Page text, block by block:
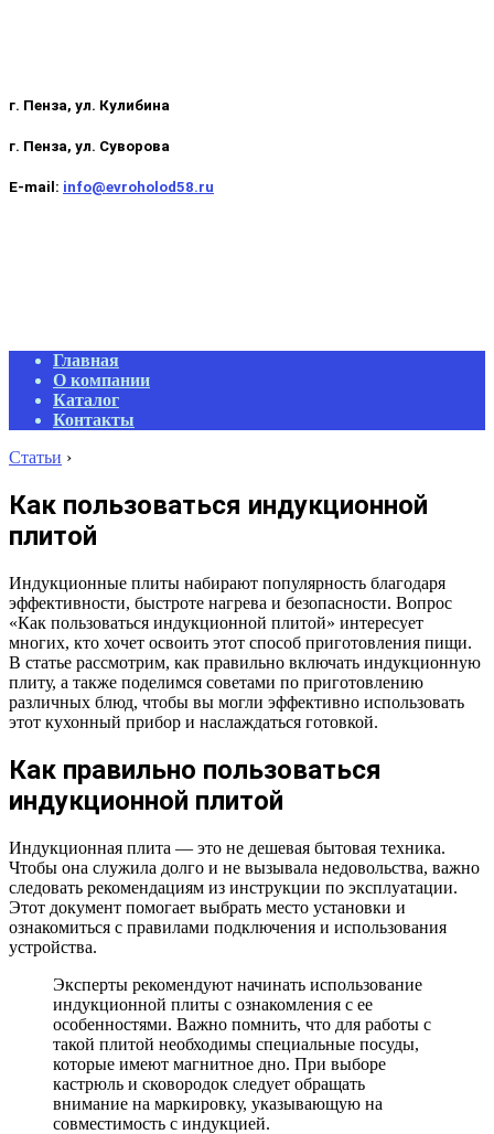
г. Пенза, ул. Кулибина
г. Пенза, ул. Суворова
E-mail: info@evroholod58.ru
Primary
Navigation
Menu
Главная
О компании
Каталог
Контакты
Статьи ›
Как пользоваться индукционной
плитой
Индукционные плиты набирают популярность благодаря
эффективности, быстроте нагрева и безопасности. Вопрос
«Как пользоваться индукционной плитой» интересует
многих, кто хочет освоить этот способ приготовления пищи.
В статье рассмотрим, как правильно включать индукционную
плиту, а также поделимся советами по приготовлению
различных блюд, чтобы вы могли эффективно использовать
этот кухонный прибор и наслаждаться готовкой.
Как правильно пользоваться
индукционной плитой
Индукционная плита — это не дешевая бытовая техника.
Чтобы она служила долго и не вызывала недовольства, важно
следовать рекомендациям из инструкции по эксплуатации.
Этот документ помогает выбрать место установки и
ознакомиться с правилами подключения и использования
устройства.
Эксперты рекомендуют начинать использование
индукционной плиты с ознакомления с ее
особенностями. Важно помнить, что для работы с
такой плитой необходимы специальные посуды,
которые имеют магнитное дно. При выборе
кастрюль и сковородок следует обращать
внимание на маркировку, указывающую на
совместимость с индукцией.